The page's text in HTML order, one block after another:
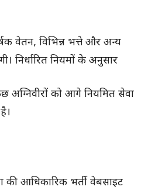
वेतन, विभिन्न भत्ते और अन्य
निर्धारित नियमों के अनुसार
अग्निवीरों को आगे नियमित सेवा
की आधिकारिक भर्ती वेबसाइट